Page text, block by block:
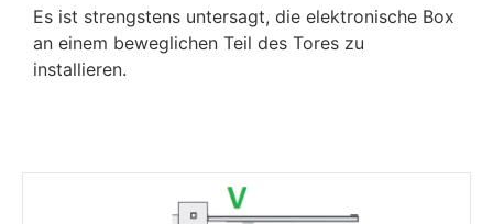
Es ist strengstens untersagt, die elektronische Box
an einem beweglichen Teil des Tores zu
installieren.